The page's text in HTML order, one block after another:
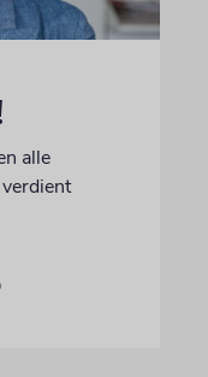
alle